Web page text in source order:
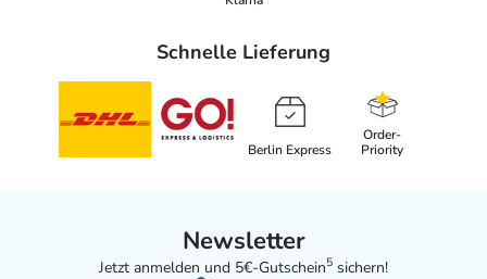
Schnelle Lieferung
Berlin Express
Order-
Priority
Newsletter
Jetzt anmelden und 5€-Gutschein5 sichern!